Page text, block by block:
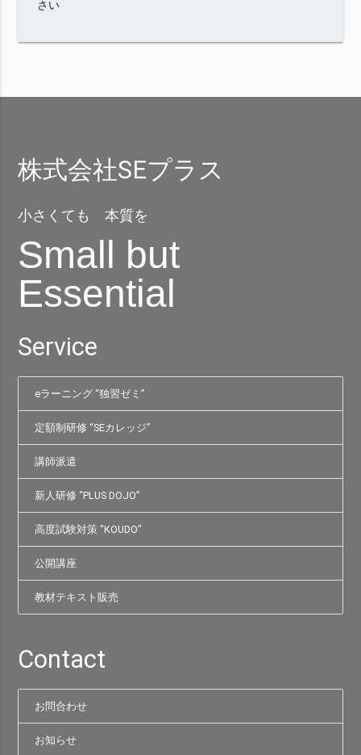
さい
株式会社SEプラス
小さくても 本質を
Small but
Essential
Service
eラーニング “独習ゼミ”
定額制研修 “SEカレッジ”
講師派遣
新人研修 “PLUS DOJO”
高度試験対策 "KOUDO"
公開講座
教材テキスト販売
Contact
お問合わせ
お知らせ